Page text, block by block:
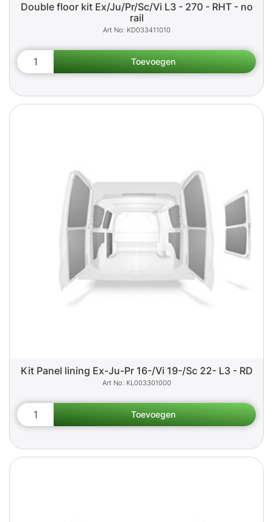
Double floor kit Ex/Ju/Pr/Sc/Vi L3 - 270 - RHT - no
rail
KD033411010
Kit Panel lining Ex-Ju-Pr 16-/Vi 19-/Sc 22- L3 - RD
KL003301000